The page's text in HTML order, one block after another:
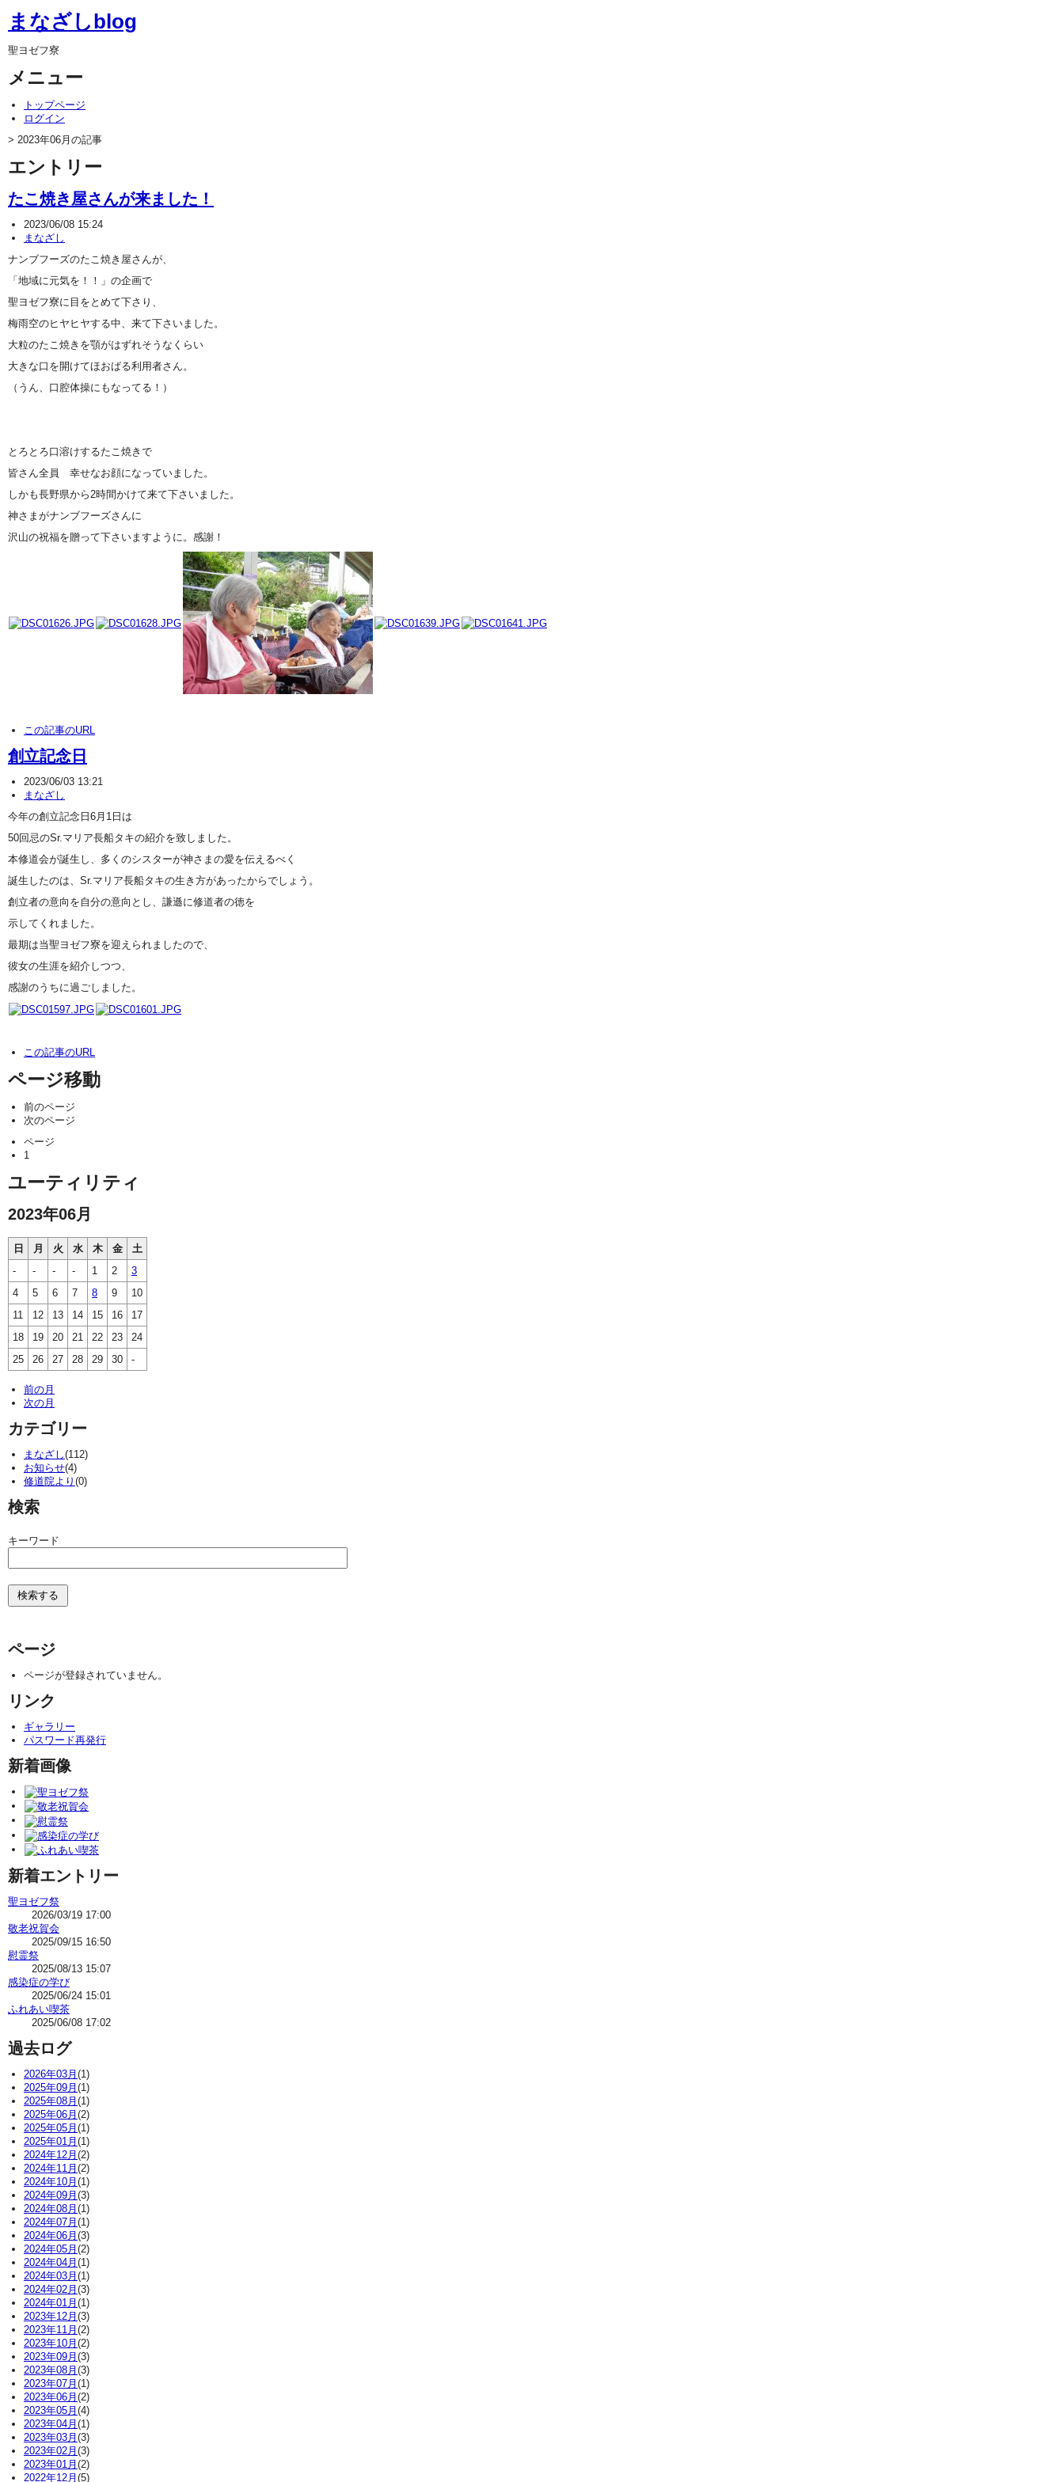
まなざしblog
聖ヨゼフ寮
メニュー
トップページ
ログイン
> 2023年06月の記事
エントリー
たこ焼き屋さんが来ました！
2023/06/08 15:24
まなざし
ナンブフーズのたこ焼き屋さんが、
「地域に元気を！！」の企画で
聖ヨゼフ寮に目をとめて下さり、
梅雨空のヒヤヒヤする中、来て下さいました。
大粒のたこ焼きを顎がはずれそうなくらい
大きな口を開けてほおばる利用者さん。
（うん、口腔体操にもなってる！）
とろとろ口溶けするたこ焼きで
皆さん全員 幸せなお顔になっていました。
しかも長野県から2時間かけて来て下さいました。
神さまがナンブフーズさんに
沢山の祝福を贈って下さいますように。感謝！
この記事のURL
創立記念日
2023/06/03 13:21
まなざし
今年の創立記念日6月1日は
50回忌のSr.マリア長船タキの紹介を致しました。
本修道会が誕生し、多くのシスターが神さまの愛を伝えるべく
誕生したのは、Sr.マリア長船タキの生き方があったからでしょう。
創立者の意向を自分の意向とし、謙遜に修道者の徳を
示してくれました。
最期は当聖ヨゼフ寮を迎えられましたので、
彼女の生涯を紹介しつつ、
感謝のうちに過ごしました。
この記事のURL
ページ移動
前のページ
次のページ
ページ
1
ユーティリティ
2023年06月
日 月 火 水 木 金
土
-
- - - 1 2
3
4
5 6 7 8 9
10
11
12 13 14 15 16
17
18
19 20 21 22 23
24
25
26 27 28 29 30 -
前の月
次の月
カテゴリー
まなざし(112)
お知らせ(4)
修道院より (0)
検索
キーワード
ページ
ページが登録されていません。
リンク
ギャラリー
パスワード再発行
新着画像
新着エントリー
聖ヨゼフ祭
2026/03/19 17:00
敬老祝賀会
2025/09/15 16:50
慰霊祭
2025/08/13 15:07
感染症の学び
2025/06/24 15:01
ふれあい喫茶
2025/06/08 17:02
過去ログ
2026年03月 (1)
2025年09月 (1)
2025年08月 (1)
2025年06月 (2)
2025年05月 (1)
2025年01月 (1)
2024年12月 (2)
2024年11月 (2)
2024年10月 (1)
2024年09月 (3)
2024年08月 (1)
2024年07月 (1)
2024年06月 (3)
2024年05月 (2)
2024年04月 (1)
2024年03月 (1)
2024年02月 (3)
2024年01月 (1)
2023年12月 (3)
2023年11月 (2)
2023年10月 (2)
2023年09月 (3)
2023年08月 (3)
2023年07月 (1)
2023年06月 (2)
2023年05月 (4)
2023年04月 (1)
2023年03月 (3)
2023年02月 (3)
2023年01月 (2)
2022年12月 (5)